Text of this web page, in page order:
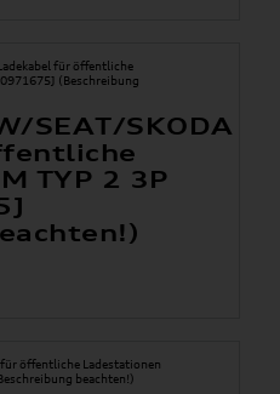
SEAT/SKODA
TYP 2 3P